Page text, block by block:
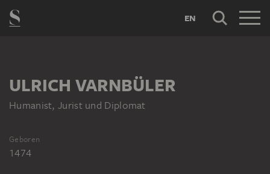
EN
ULRICH VARNBÜLER
Humanist, Jurist und Diplomat
Geboren
1474